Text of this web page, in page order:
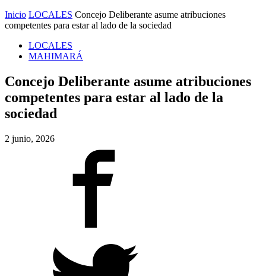
Inicio LOCALES Concejo Deliberante asume atribuciones
competentes para estar al lado de la sociedad
LOCALES
MAHIMARÁ
Concejo Deliberante asume atribuciones
competentes para estar al lado de la
sociedad
2 junio, 2026